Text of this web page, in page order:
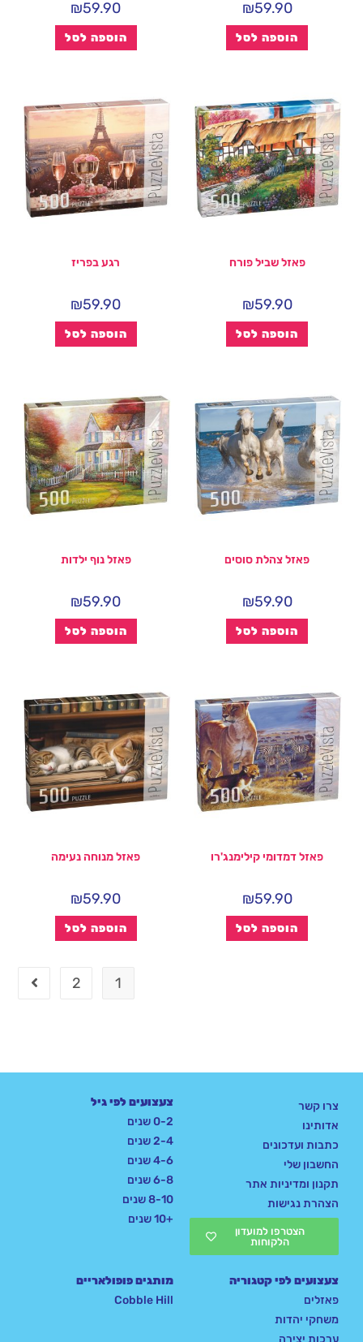
₪59.90
הוספה לסל
₪59.90
הוספה לסל
פאזל שביל פורח
₪59.90
הוספה לסל
רגע בפריז
₪59.90
הוספה לסל
פאזל צהלת סוסים
₪59.90
הוספה לסל
פאזל נוף ילדות
₪59.90
הוספה לסל
פאזל דמדומי קילימנג'רו
₪59.90
הוספה לסל
פאזל מנוחה נעימה
₪59.90
הוספה לסל
1
2
צרו קשר
אדותינו
כתבות ועדכונים
החשבון שלי
תקנון ומדיניות אתר
הצהרת נגישות
הצטרפו למועדון
הלקוחות
צעצועים לפי גיל
0-2 שנים
2-4 שנים
4-6 שנים
6-8 שנים
8-10 שנים
+10 שנים
צעצועים לפי קטגוריה
פאזלים
משחקי יהדות
ערכות יצירה
מותגים פופולאריים
Cobble Hill